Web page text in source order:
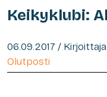
Keikyklubi:
06.09.2017 /
Olutposti